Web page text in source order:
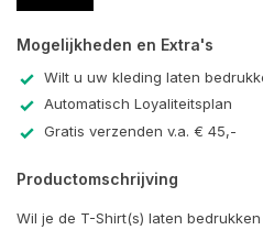
Mogelijkheden en Extra's
Wilt u uw kleding laten
Automatisch Loyaliteitsplan
Gratis verzenden v.a. € 45,-
Productomschrijving
Wil je de T-Shirt(s) laten